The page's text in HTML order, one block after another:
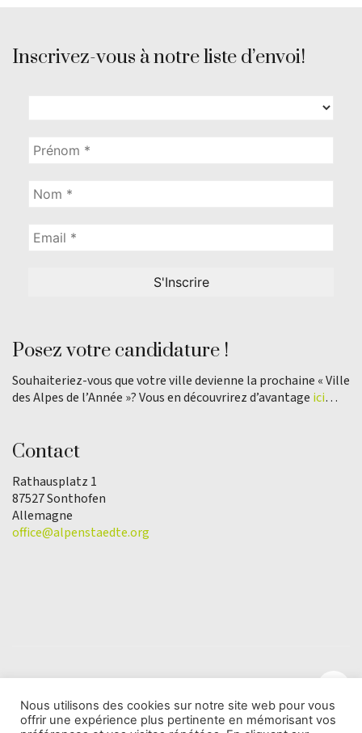
Inscrivez-vous à notre liste d’envoi!
Posez votre candidature !
Souhaiteriez-vous que votre ville devienne la prochaine « Ville
des Alpes de l’Année »? Vous en découvrirez d’avantage ici…
Contact
Rathausplatz 1
87527 Sonthofen
Allemagne
office@alpenstaedte.org
© Copyright 2025 | L'association Ville des Alpes de
Nous utilisons des cookies sur notre site web pour vous
offrir une expérience plus pertinente en mémorisant vos